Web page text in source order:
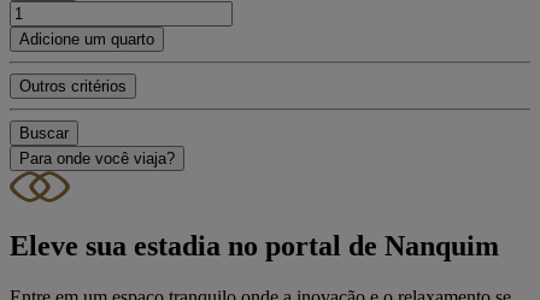
Adicione um quarto
Outros critérios
Buscar
Para onde você viaja?
Eleve sua estadia no portal de Nanquim